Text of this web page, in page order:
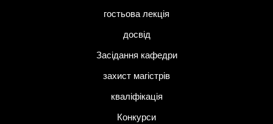
гостьова лекція
досвід
Засідання кафедри
захист магістрів
кваліфікація
Конкурси